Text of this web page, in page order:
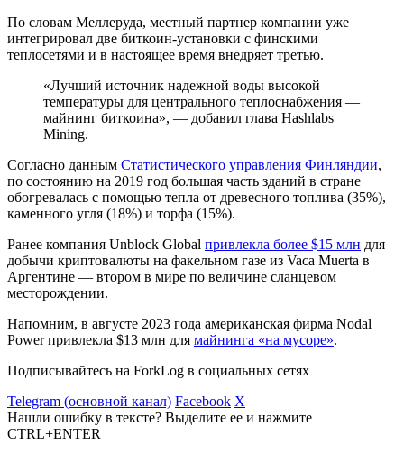
По словам Меллеруда, местный партнер компании уже
интегрировал две биткоин-установки с финскими
теплосетями и в настоящее время внедряет третью.
«Лучший источник надежной воды высокой
температуры для центрального теплоснабжения —
майнинг биткоина», — добавил глава Hashlabs
Mining.
Согласно данным Статистического управления Финляндии,
по состоянию на 2019 год большая часть зданий в стране
обогревалась с помощью тепла от древесного топлива (35%),
каменного угля (18%) и торфа (15%).
Ранее компания Unblock Global привлекла более $15 млн для
добычи криптовалюты на факельном газе из Vaca Muerta в
Аргентине — втором в мире по величине сланцевом
месторождении.
Напомним, в августе 2023 года американская фирма Nodal
Power привлекла $13 млн для майнинга «на мусоре».
Подписывайтесь на ForkLog в социальных сетях
Telegram (основной канал) Facebook X
Нашли ошибку в тексте? Выделите ее и нажмите
CTRL+ENTER